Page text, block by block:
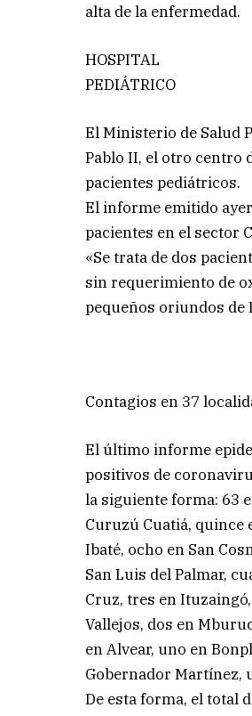
alta de la enfermedad.
HOSPITAL
PEDIÁTRICO
El Ministerio de Salud
Pablo II, el otro centro
pacientes pediátricos.
El informe emitido
pacientes en el sector
«Se trata de dos
sin requerimiento de
pequeños oriundos de
Contagios en 37
El último informe
positivos de
la siguiente forma: 63
Curuzú Cuatiá, quince
Ibaté, ocho en San
San Luis del Palmar,
Cruz, tres en
Vallejos, dos en
en Alvear, uno en
Gobernador Martínez,
De esta forma, el total